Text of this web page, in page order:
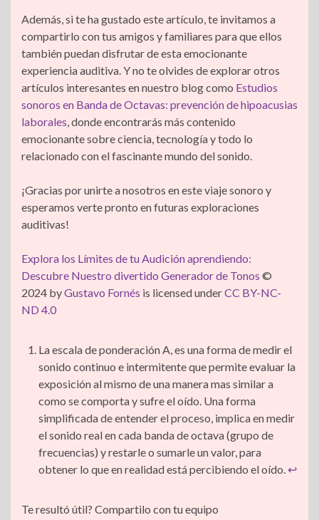
Además, si te ha gustado este artículo, te invitamos a
compartirlo con tus amigos y familiares para que ellos
también puedan disfrutar de esta emocionante
experiencia auditiva. Y no te olvides de explorar otros
artículos interesantes en nuestro blog como Estudios
sonoros en Banda de Octavas: prevención de hipoacusias
laborales, donde encontrarás más contenido
emocionante sobre ciencia, tecnología y todo lo
relacionado con el fascinante mundo del sonido.
¡Gracias por unirte a nosotros en este viaje sonoro y
esperamos verte pronto en futuras exploraciones
auditivas!
Explora los Límites de tu Audición aprendiendo:
Descubre Nuestro divertido Generador de Tonos ©
2024 byGustavo Fornés is licensed underCC BY-NC-
ND 4.0
La escala de ponderación A, es una forma de medir el
sonido continuo e intermitente que permite evaluar la
exposición al mismo de una manera mas similar a
como se comporta y sufre el oído. Una forma
simplificada de entender el proceso, implica en medir
el sonido real en cada banda de octava (grupo de
frecuencias) y restarle o sumarle un valor, para
obtener lo que en realidad está percibiendo el oído. ↩︎
Te resultó útil? Compartilo con tu equipo